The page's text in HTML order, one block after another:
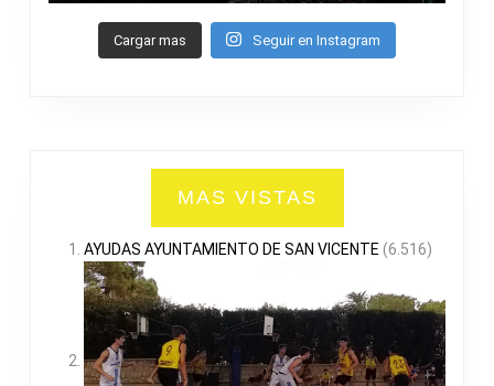
Cargar mas Seguir en Instagram
MAS VISTAS
AYUDAS AYUNTAMIENTO DE SAN VICENTE (6.516)